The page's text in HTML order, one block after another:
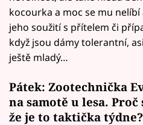
kocourka a moc se mu
jeho soužití s přítelem či
když jsou dámy tolerantní,
ještě mladý…
Pátek: Zootechnička
na samotě u lesa.
že je to taktička